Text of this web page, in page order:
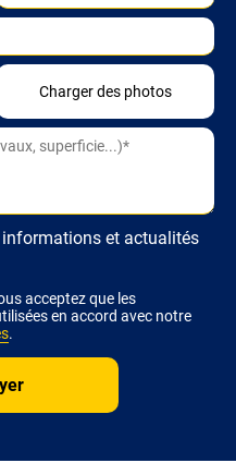
et actualités
acceptez que les
en accord avec notre
.